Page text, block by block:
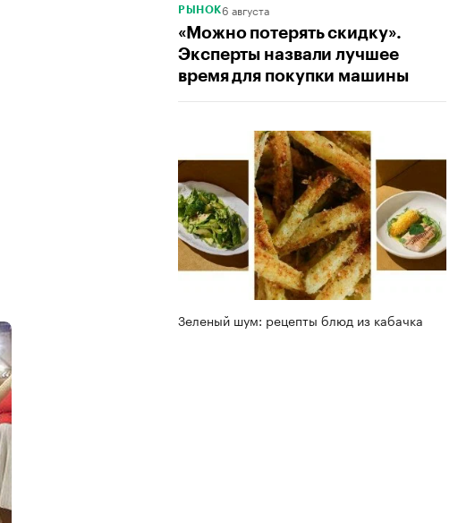
РЫНОК6 августа
«Можно потерять скидку».
Эксперты назвали лучшее
время для покупки машины
Зеленый шум: рецепты блюд из кабачка